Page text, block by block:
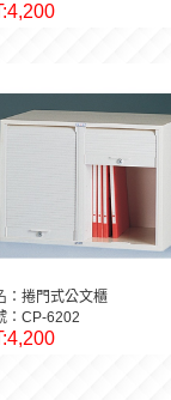
：捲門式公文櫃
：CP-6202